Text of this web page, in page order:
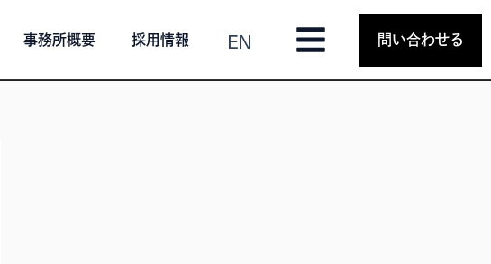
事務所概要 採用情報 EN 問い合わせる